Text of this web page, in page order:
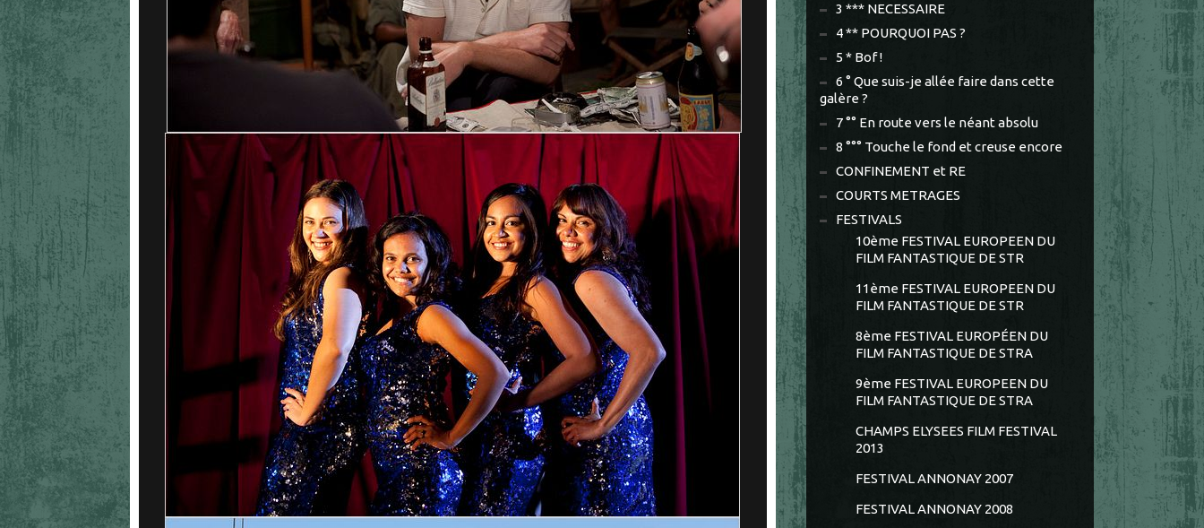
3 *** NECESSAIRE
4 ** POURQUOI PAS ?
5 * Bof !
6 ° Que suis-je allée faire dans cette
galère ?
7 °° En route vers le néant absolu
8 °°° Touche le fond et creuse encore
CONFINEMENT et RE
COURTS METRAGES
FESTIVALS
10ème FESTIVAL EUROPEEN DU
FILM FANTASTIQUE DE STR
11ème FESTIVAL EUROPEEN DU
FILM FANTASTIQUE DE STR
8ème FESTIVAL EUROPÉEN DU
FILM FANTASTIQUE DE STRA
9ème FESTIVAL EUROPEEN DU
FILM FANTASTIQUE DE STRA
CHAMPS ELYSEES FILM FESTIVAL
2013
FESTIVAL ANNONAY 2007
FESTIVAL ANNONAY 2008